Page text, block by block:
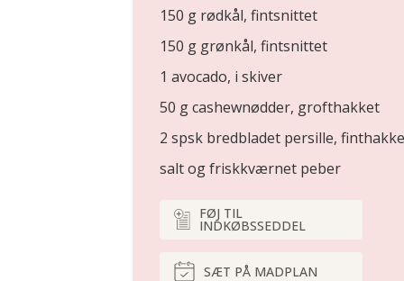
150 g rødkål, fintsnittet
150 g grønkål, fintsnittet
1 avocado, i skiver
50 g cashewnødder, grofthakket
2 spsk bredbladet persille,
salt og friskkværnet peber
FØJ TIL
INDKØBSSEDDEL
SÆT PÅ MADPLAN